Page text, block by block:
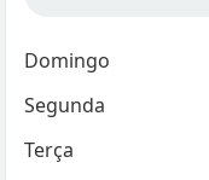
Domingo
Segunda
Terça